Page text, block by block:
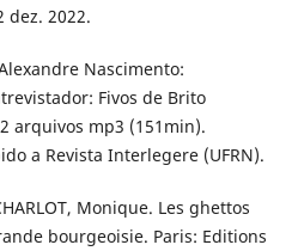
dez. 2022.
Nascimento:
Fivos de Brito
arquivos mp3 (151min).
a Revista Interlegere (UFRN).
Monique. Les ghettos
bourgeoisie. Paris: Editions